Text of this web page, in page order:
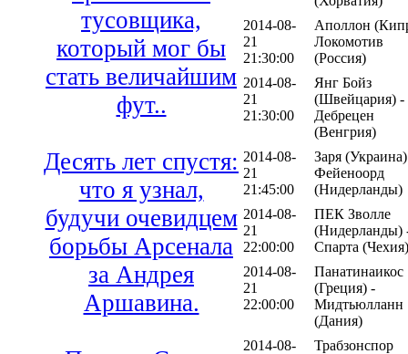
тусовщика,
который мог бы
стать величайшим
фут..
Десять лет спустя:
что я узнал,
будучи очевидцем
борьбы Арсенала
за Андрея
Аршавина.
2014-08-
21
21:30:00
Аполлон
Локомотив
(Россия)
2014-08-
21
21:30:00
Янг Бойз
(Швейцария) -
Дебрецен
(Венгрия)
2014-08-
21
21:45:00
Заря
Фейеноорд
(Нидерланды)
2014-08-
21
22:00:00
ПЕК Зволле
(Нидерланды)
Спарта (Чехия)
2014-08-
21
22:00:00
Панатинаикос
(Греция) -
Мидтьюлланн
(Дания)
2014-08-
Трабзонспор